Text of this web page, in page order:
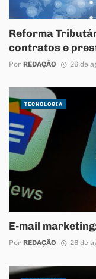
Reforma
contratos e
Por REDAÇÃO 26 de
E-mail
Por REDAÇÃO 26 de
TECNOLOGIA